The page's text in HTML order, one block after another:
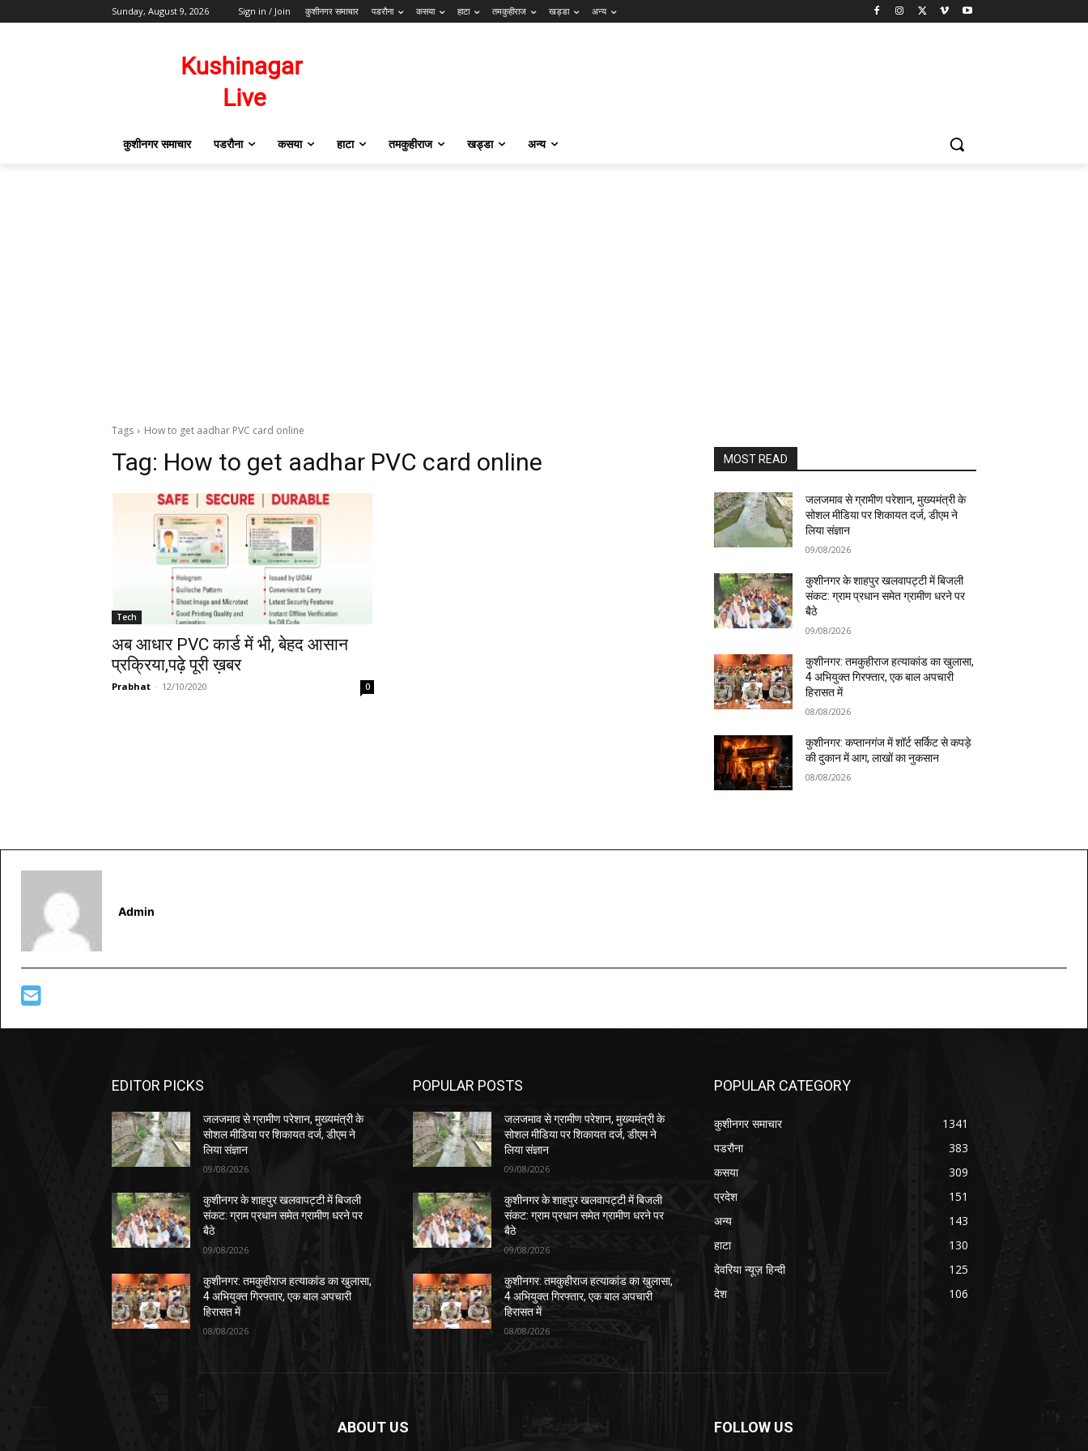
Sunday, August 9, 2026 Sign in / Join कुशीनगर समाचार पडरौना कसया हाटा तमकुहीराज खड्डा अन्य
कुशीनगर समाचार पडरौना कसया हाटा तमकुहीराज खड्डा अन्य
Tags How to get aadhar PVC card online
Tag: How to get aadhar PVC card online
Tech
अब आधार PVC कार्ड में भी, बेहद आसान
प्रक्रिया,पढ़े पूरी ख़बर
Prabhat - 12/10/2020 0
MOST READ
जलजमाव से ग्रामीण परेशान, मुख्यमंत्री के
सोशल मीडिया पर शिकायत दर्ज, डीएम ने
लिया संज्ञान
09/08/2026
कुशीनगर के शाहपुर खलवापट्टी में बिजली
संकट: ग्राम प्रधान समेत ग्रामीण धरने पर
बैठे
09/08/2026
कुशीनगर: तमकुहीराज हत्याकांड का खुलासा,
4 अभियुक्त गिरफ्तार, एक बाल अपचारी
हिरासत में
08/08/2026
कुशीनगर: कप्तानगंज में शॉर्ट सर्किट से कपड़े
की दुकान में आग, लाखों का नुकसान
08/08/2026
Admin
EDITOR PICKS
जलजमाव से ग्रामीण परेशान, मुख्यमंत्री के
सोशल मीडिया पर शिकायत दर्ज, डीएम ने
लिया संज्ञान
09/08/2026
कुशीनगर के शाहपुर खलवापट्टी में बिजली
संकट: ग्राम प्रधान समेत ग्रामीण धरने पर
बैठे
09/08/2026
कुशीनगर: तमकुहीराज हत्याकांड का खुलासा,
4 अभियुक्त गिरफ्तार, एक बाल अपचारी
हिरासत में
08/08/2026
POPULAR POSTS
जलजमाव से ग्रामीण परेशान, मुख्यमंत्री के
सोशल मीडिया पर शिकायत दर्ज, डीएम ने
लिया संज्ञान
09/08/2026
कुशीनगर के शाहपुर खलवापट्टी में बिजली
संकट: ग्राम प्रधान समेत ग्रामीण धरने पर
बैठे
09/08/2026
कुशीनगर: तमकुहीराज हत्याकांड का खुलासा,
4 अभियुक्त गिरफ्तार, एक बाल अपचारी
हिरासत में
08/08/2026
POPULAR CATEGORY
कुशीनगर समाचार
1341
पडरौना
383
कसया
309
प्रदेश
151
अन्य
143
हाटा
130
देवरिया न्यूज़ हिन्दी
125
देश
106
ABOUT US FOLLOW US